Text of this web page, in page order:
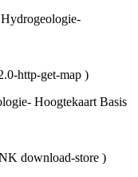
http-get-map )
Hoogtekaart Basis
download-store )